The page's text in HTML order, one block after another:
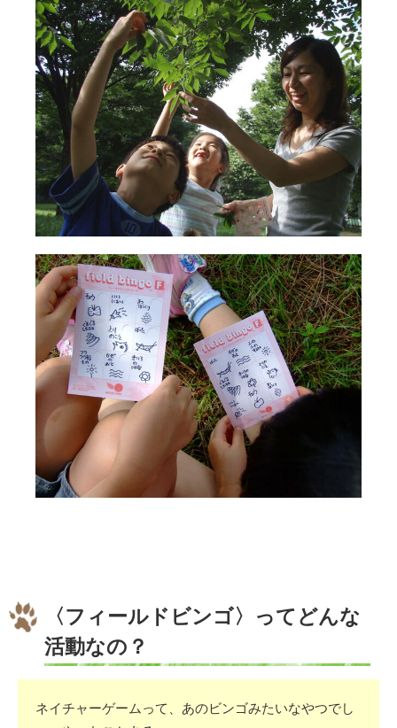
〈フィールドビンゴ〉ってどんな
活動なの？
ネイチャーゲームって、あのビンゴみたいなやつでし